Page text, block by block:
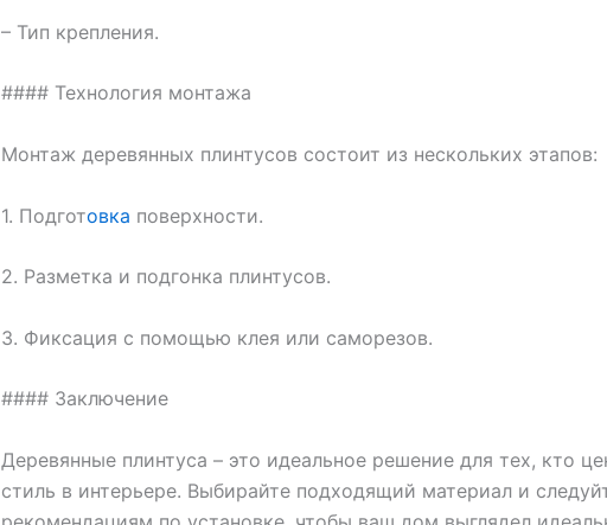
– Тип крепления.
#### Технология монтажа
Монтаж деревянных плинтусов состоит из нескольких этапов:
1. Подготовка поверхности.
2. Разметка и подгонка плинтусов.
3. Фиксация с помощью клея или саморезов.
#### Заключение
Деревянные плинтуса – это идеальное решение для тех, кто
стиль в интерьере. Выбирайте подходящий материал и